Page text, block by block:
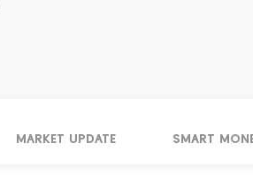
MARKET UPDATE SMART